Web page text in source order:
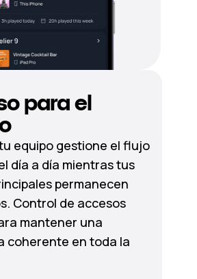
para el
equipo gestione el flujo
día a día mientras tus
permanecen
Control de accesos
mantener una
coherente en toda la